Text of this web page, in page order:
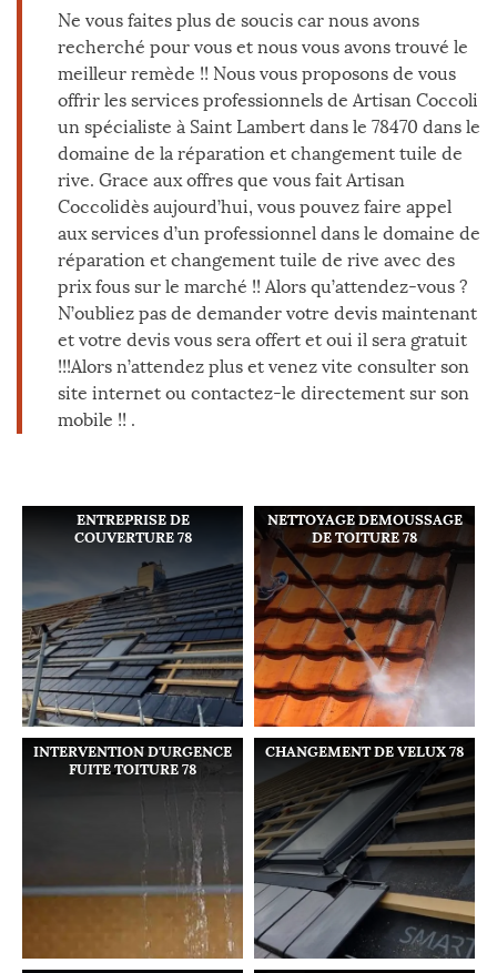
Ne vous faites plus de soucis car nous avons
recherché pour vous et nous vous avons trouvé le
meilleur remède !! Nous vous proposons de vous
offrir les services professionnels de Artisan Coccoli
un spécialiste à Saint Lambert dans le 78470 dans le
domaine de la réparation et changement tuile de
rive. Grace aux offres que vous fait Artisan
Coccolidès aujourd’hui, vous pouvez faire appel
aux services d’un professionnel dans le domaine de
réparation et changement tuile de rive avec des
prix fous sur le marché !! Alors qu’attendez-vous ?
N’oubliez pas de demander votre devis maintenant
et votre devis vous sera offert et oui il sera gratuit
!!!Alors n’attendez plus et venez vite consulter son
site internet ou contactez-le directement sur son
mobile !! .
ENTREPRISE DE
COUVERTURE 78
NETTOYAGE DEMOUSSAGE
DE TOITURE 78
INTERVENTION D'URGENCE
FUITE TOITURE 78
CHANGEMENT DE VELUX 78